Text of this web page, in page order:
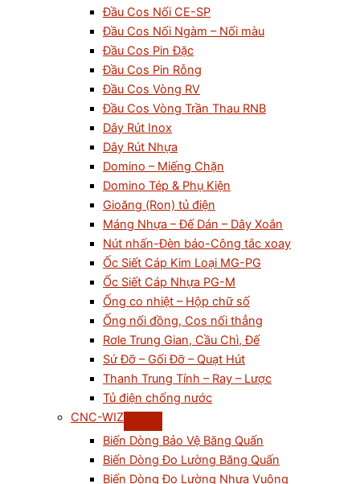
Đầu Cos Nối CE-SP
Đầu Cos Nối Ngàm – Nối màu
Đầu Cos Pin Đặc
Đầu Cos Pin Rỗng
Đầu Cos Vòng RV
Đầu Cos Vòng Trần Thau RNB
Dây Rút Inox
Dây Rút Nhựa
Domino – Miếng Chặn
Domino Tép & Phụ Kiện
Gioăng (Ron) tủ điện
Máng Nhựa – Đế Dán – Dây Xoắn
Nút nhấn-Đèn báo-Công tắc xoay
Ốc Siết Cáp Kim Loại MG-PG
Ốc Siết Cáp Nhựa PG-M
Ống co nhiệt – Hộp chữ số
Ống nối đồng, Cos nối thẳng
Rơle Trung Gian, Cầu Chì, Đế
Sứ Đỡ – Gối Đỡ – Quạt Hút
Thanh Trung Tính – Ray – Lược
Tủ điện chống nước
CNC-WIZ
Biến Dòng Bảo Vệ Băng Quấn
Biến Dòng Đo Lường Băng Quấn
Biến Dòng Đo Lường Nhựa Vuông